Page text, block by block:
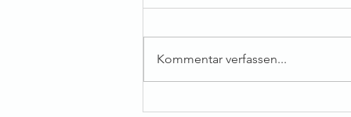
Eintrittskarten voller Kreativität
Kommentar verfassen...